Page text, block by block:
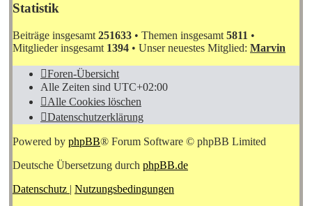
Statistik
Beiträge insgesamt 251633 • Themen insgesamt 5811 •
Mitglieder insgesamt 1394 • Unser neuestes Mitglied: Marvin
Foren-Übersicht
Alle Zeiten sind UTC+02:00
Alle Cookies löschen
Datenschutzerklärung
Powered by phpBB® Forum Software © phpBB Limited
Deutsche Übersetzung durch phpBB.de
Datenschutz | Nutzungsbedingungen